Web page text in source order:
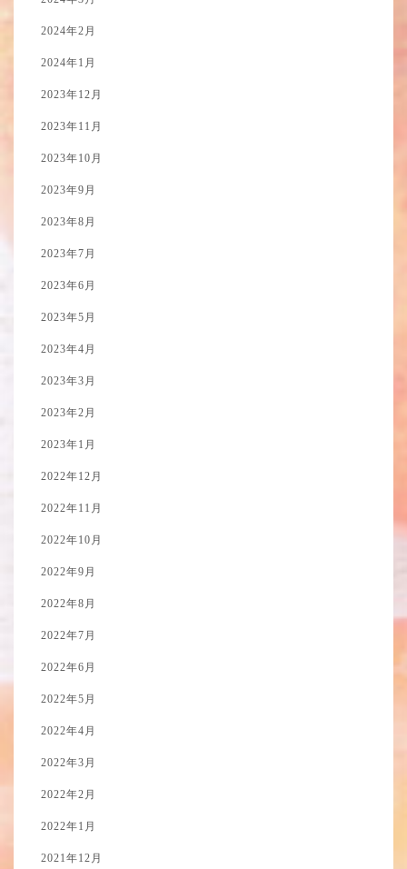
2024年2月
2024年1月
2023年12月
2023年11月
2023年10月
2023年9月
2023年8月
2023年7月
2023年6月
2023年5月
2023年4月
2023年3月
2023年2月
2023年1月
2022年12月
2022年11月
2022年10月
2022年9月
2022年8月
2022年7月
2022年6月
2022年5月
2022年4月
2022年3月
2022年2月
2022年1月
2021年12月